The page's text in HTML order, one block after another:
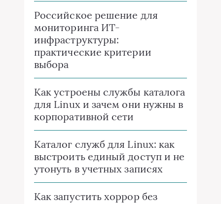
Российское решение для
мониторинга ИТ-
инфраструктуры:
практические критерии
выбора
Как устроены службы каталога
для Linux и зачем они нужны в
корпоративной сети
Каталог служб для Linux: как
выстроить единый доступ и не
утонуть в учетных записях
Как запустить хоррор без